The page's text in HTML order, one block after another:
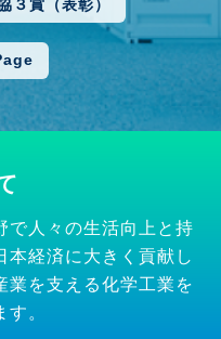
３賞（表彰）
で人々の生活向上と持
本経済に大きく貢献し
業を支える化学工業を
。